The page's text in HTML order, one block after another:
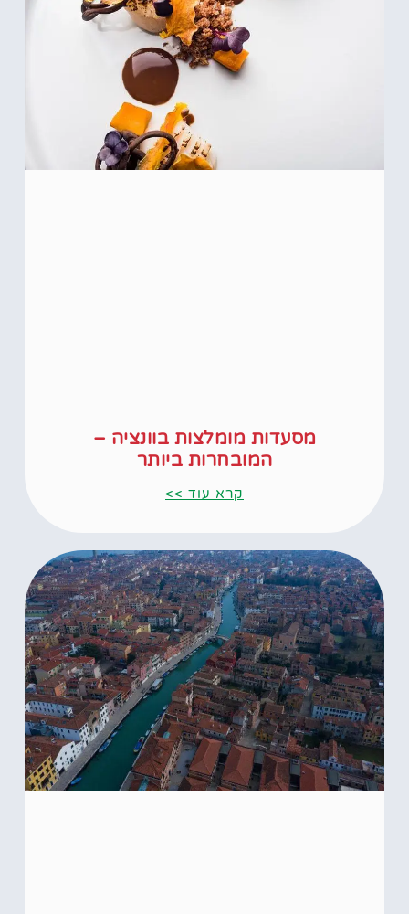
מסעדות מומלצות בוונציה –
המובחרות ביותר
קרא עוד >>